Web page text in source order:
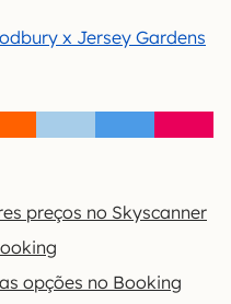
x Jersey Gardens
preços no Skyscanner
opções no Booking